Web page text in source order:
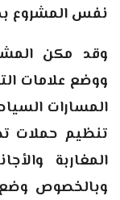
نفس المشروع
وقد مكن
ووضع علامات
المسارات
تنظيم حملات
المغاربة
وبالخصوص وضع